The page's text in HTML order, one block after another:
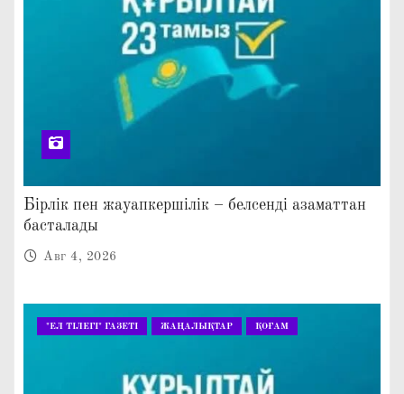
Бірлік пен жауапкершілік – белсенді азаматтан
басталады
Авг 4, 2026
"ЕЛ ТІЛЕГІ" ГАЗЕТІ ЖАҢАЛЫҚТАР ҚОҒАМ